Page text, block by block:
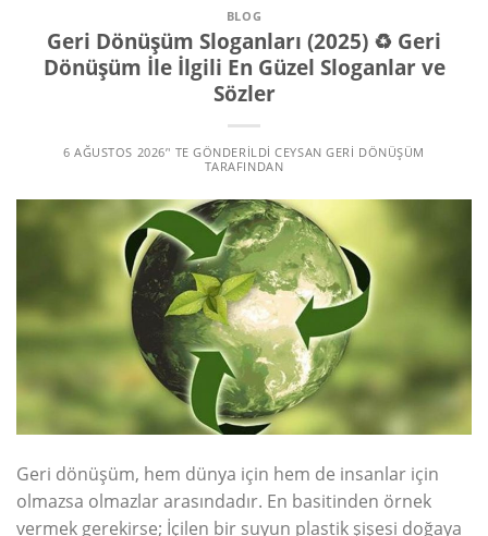
BLOG
Geri Dönüşüm Sloganları (2025) ♻️ Geri
Dönüşüm İle İlgili En Güzel Sloganlar ve
Sözler
6 AĞUSTOS 2026’' TE GÖNDERILDI CEYSAN GERI DÖNÜŞÜM
TARAFINDAN
Geri dönüşüm, hem dünya için hem de insanlar için
olmazsa olmazlar arasındadır. En basitinden örnek
vermek gerekirse; İçilen bir suyun plastik şişesi doğaya